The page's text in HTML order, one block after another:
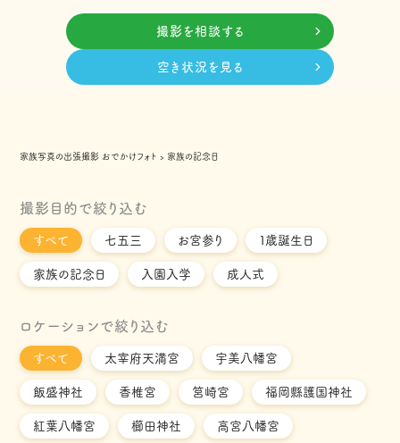
撮影を相談する
空き状況を見る
家族写真の出張撮影 おでかけフォト › 家族の記念日
撮影目的で絞り込む
すべて 七五三 お宮参り １歳誕生日
家族の記念日 入園入学 成人式
ロケーションで絞り込む
すべて 太宰府天満宮 宇美八幡宮
飯盛神社 香椎宮 筥崎宮 福岡縣護国神社
紅葉八幡宮 櫛田神社 高宮八幡宮